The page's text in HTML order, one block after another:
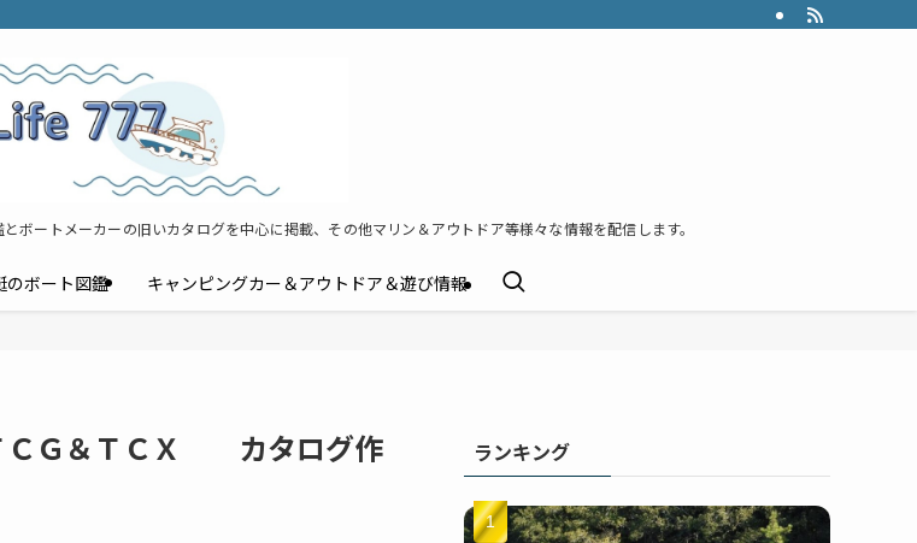
ボートメーカーの旧いカタログを中心に掲載、その他マリン＆アウトドア等様々な情報を配信します。
のボート図鑑 キャンピングカー＆アウトドア＆遊び情報
ＣＧ＆ＴＣＸ カタログ作
ランキング